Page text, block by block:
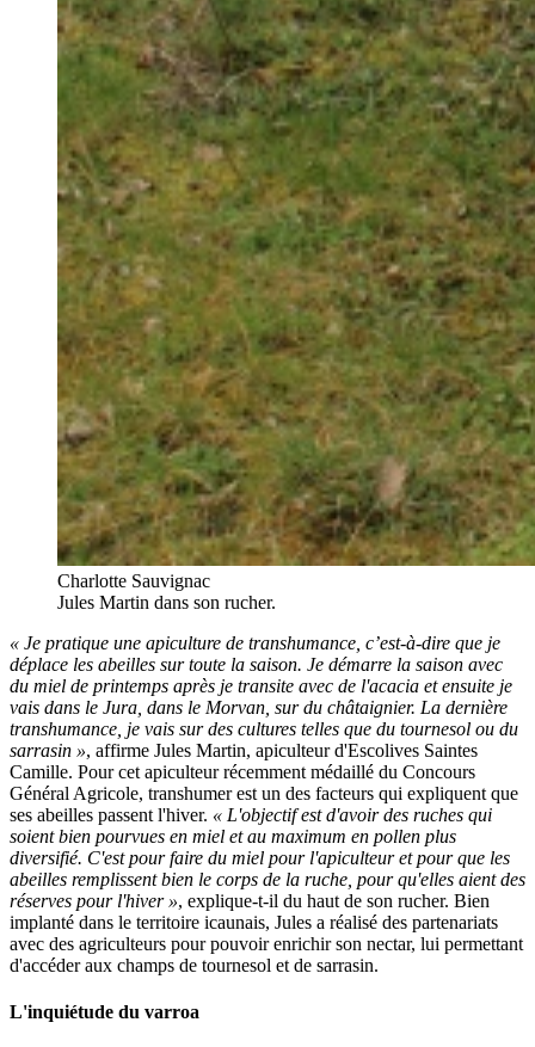
Charlotte Sauvignac
Jules Martin dans son rucher.
« Je pratique une apiculture de transhumance, c’est-à-dire que je
déplace les abeilles sur toute la saison. Je démarre la saison avec
du miel de printemps après je transite avec de l'acacia et ensuite je
vais dans le Jura, dans le Morvan, sur du châtaignier. La dernière
transhumance, je vais sur des cultures telles que du tournesol ou du
sarrasin », affirme Jules Martin, apiculteur d'Escolives Saintes
Camille. Pour cet apiculteur récemment médaillé du Concours
Général Agricole, transhumer est un des facteurs qui expliquent que
ses abeilles passent l'hiver. « L'objectif est d'avoir des ruches qui
soient bien pourvues en miel et au maximum en pollen plus
diversifié. C'est pour faire du miel pour l'apiculteur et pour que les
abeilles remplissent bien le corps de la ruche, pour qu'elles aient des
réserves pour l'hiver », explique-t-il du haut de son rucher. Bien
implanté dans le territoire icaunais, Jules a réalisé des partenariats
avec des agriculteurs pour pouvoir enrichir son nectar, lui permettant
d'accéder aux champs de tournesol et de sarrasin.
L'inquiétude du varroa